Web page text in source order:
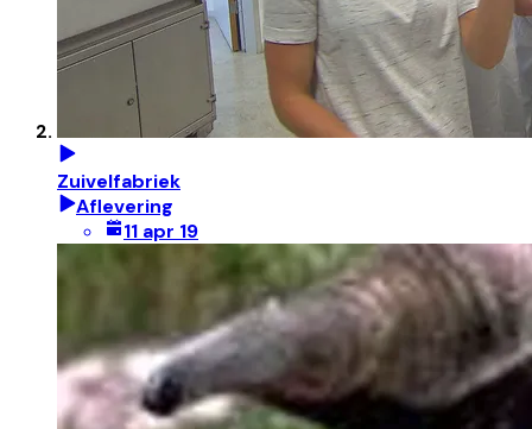
Zuivelfabriek
Aflevering
11 apr 19